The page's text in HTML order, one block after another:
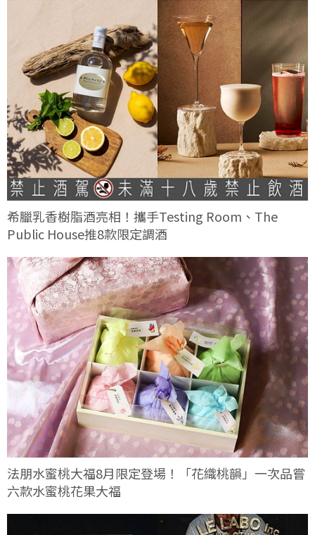
希臘乳香樹脂酒亮相！攜手Testing Room、The
Public House推8款限定調酒
法朋水蜜桃大福8月限定登場！「花織桃韻」一次品嘗
六款水蜜桃花果大福